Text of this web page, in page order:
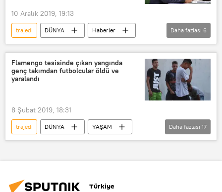
10 Aralık 2019, 19:13
trajedi DÜNYA
Haberler
Vladimir Putin
Beslan
acı
Rusya
Terör Çocuk
Daha fazlası 6
Flamengo tesisinde çıkan yangında
genç takımdan futbolcular öldü ve
yaralandı
8 Şubat 2019, 18:31
trajedi DÜNYA
YAŞAM
SPOR
Haberler
Akbaba'nın Yuvası (Ninho do Urubu)
Daha fazlası 17
Türkiye